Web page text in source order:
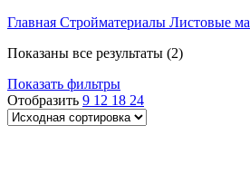
Главная Стройматериалы Листовые
Показаны все результаты (2)
Показать фильтры
Отобразить 9 12 18 24